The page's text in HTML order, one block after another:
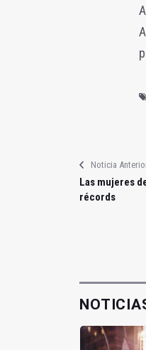
Noticia
Las mujeres
récords